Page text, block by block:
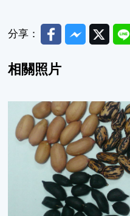
分享： FacebookMessenger
TwitterLine
相關照片